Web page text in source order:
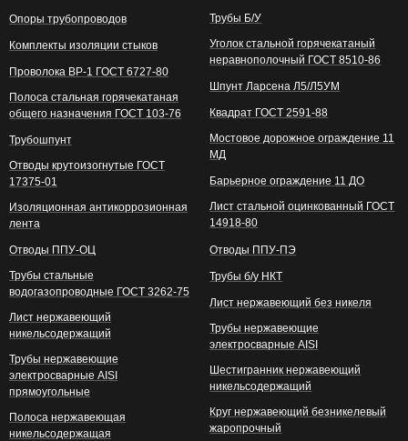
Опоры трубопроводов
Комплекты изоляции стыков
Проволока ВР-1 ГОСТ 6727-80
Полоса стальная горячекатаная
общего назначения ГОСТ 103-76
Трубошпунт
Отводы крутоизогнутые ГОСТ
17375-01
Изоляционная антикоррозионная
лента
Трубы Б/У
Уголок стальной горячекатаный
неравнополочный ГОСТ 8510-86
Шпунт Ларсена Л5/Л5УМ
Квадрат ГОСТ 2591-88
Мостовое дорожное ограждение 11
МД
Барьерное ограждение 11 ДО
Лист стальной оцинкованный ГОСТ
14918-80
Отводы ППУ-ОЦ
Трубы стальные
водогазопроводные ГОСТ 3262-75
Лист нержавеющий
никельсодержащий
Трубы нержавеющие
электросварные AISI
прямоугольные
Полоса нержавеющая
никельсодержащая
Отводы ППУ-ПЭ
Трубы б/у НКТ
Лист нержавеющий без никеля
Трубы нержавеющие
электросварные AISI
Шестигранник нержавеющий
никельсодержащий
Круг нержавеющий безникелевый
жаропрочный